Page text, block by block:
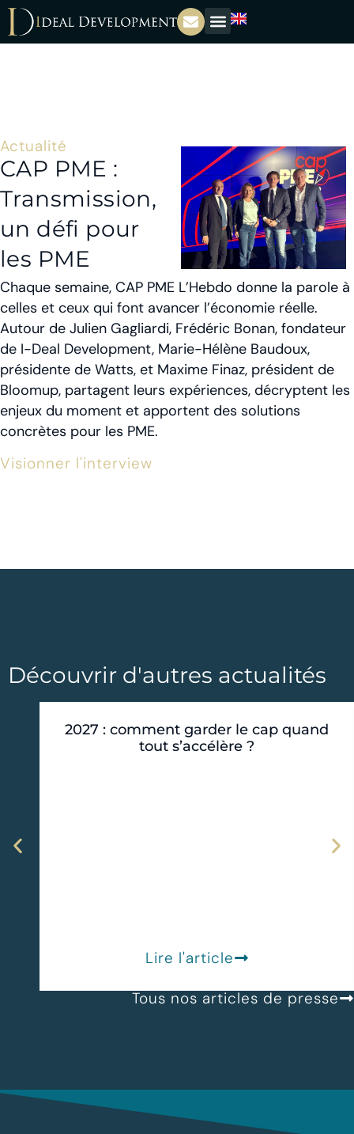
Actualité
CAP PME :
Transmission,
un défi pour
les PME
Chaque semaine, CAP PME L’Hebdo donne la parole à
celles et ceux qui font avancer l’économie réelle.
Autour de Julien Gagliardi, Frédéric Bonan, fondateur
de I-Deal Development, Marie-Hélène Baudoux,
présidente de Watts, et Maxime Finaz, président de
Bloomup, partagent leurs expériences, décryptent les
enjeux du moment et apportent des solutions
concrètes pour les PME.
Visionner l'interview
Découvrir d'autres actualités
2027 : comment garder le cap quand
tout s’accélère ?
Lire l'article
Tous nos articles de presse